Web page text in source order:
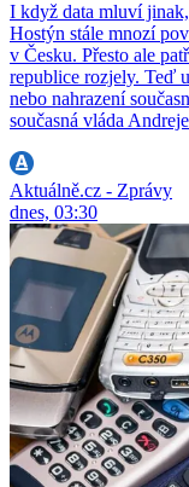
I když data mluví
Hostýn stále mnozí
v Česku. Přesto ale
republice rozjely. Teď
nebo nahrazení
současná vláda
Aktuálně.cz - Zprávy
dnes, 03:30